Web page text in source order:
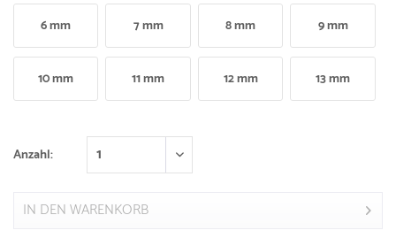
6 mm 7 mm 8 mm 9 mm
10 mm 11 mm 12 mm 13 mm
Anzahl:
IN DENWARENKORB